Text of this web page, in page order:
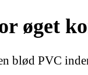
øget
blød PVC